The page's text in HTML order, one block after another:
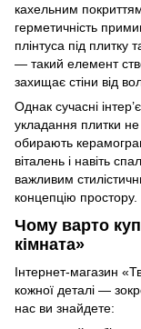
кахельним
герметичність
плінтуса під
— такий елемент
захищає стіни від
Однак сучасні
укладання плитки
обирають
віталень і навіть
важливим
концепцію простору.
Чому варто
кімната»
Інтернет-магазин
кожної деталі —
нас ви знайдете: